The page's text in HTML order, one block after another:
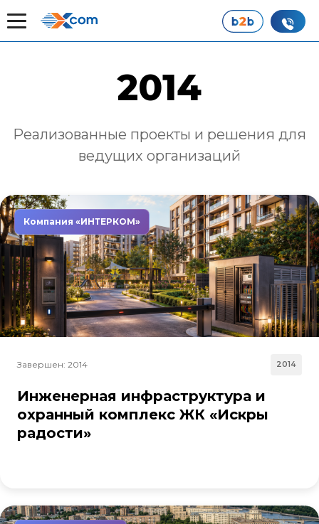
Главная Наши истории успеха
2014
Реализованные проекты и решения для
ведущих организаций
Компания «ИНТЕРКОМ»
Завершен: 2014 2014
Инженерная инфраструктура и
охранный комплекс ЖК «Искры
радости»